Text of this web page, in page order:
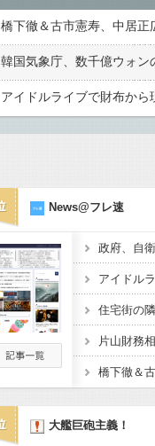
橋下徹＆古市憲寿、中居正
韓国気象庁、数千億ウォ
アイドルライブで財布か
News@フレ速
大艦巨砲主義！